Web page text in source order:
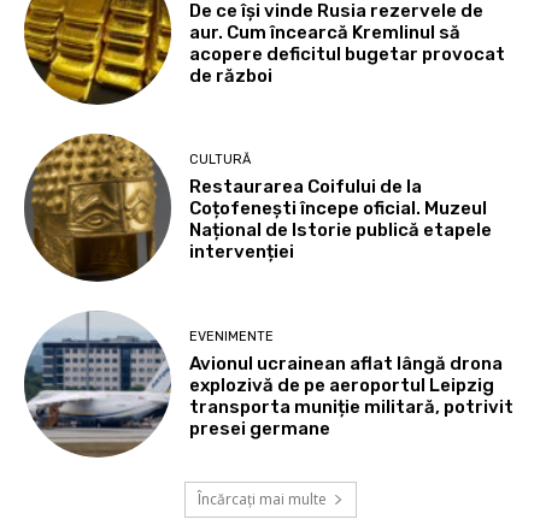
De ce își vinde Rusia rezervele de
aur. Cum încearcă Kremlinul să
acopere deficitul bugetar provocat
de război
CULTURĂ
Restaurarea Coifului de la
Coțofenești începe oficial. Muzeul
Național de Istorie publică etapele
intervenției
EVENIMENTE
Avionul ucrainean aflat lângă drona
explozivă de pe aeroportul Leipzig
transporta muniție militară, potrivit
presei germane
Încărcați mai multe